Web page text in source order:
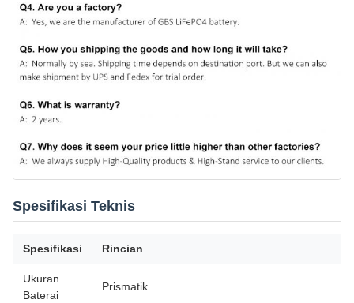
Spesifikasi Teknis
Spesifikasi Rincian
Ukuran
Baterai
Prismatik